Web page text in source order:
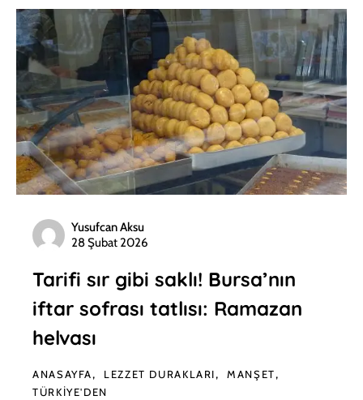
Yusufcan Aksu
28 Şubat 2026
Tarifi sır gibi saklı! Bursa’nın
iftar sofrası tatlısı: Ramazan
helvası
ANASAYFA LEZZET DURAKLARI
MANŞET
TÜRKIYE'DEN